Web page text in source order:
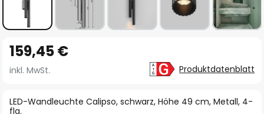
Anfang
der
springen
LED-Wandleuchte Calipso, schwarz, Höhe 49 cm, Metall, 4-
flg.
159,45 €
inkl. MwSt. Produktdatenblatt